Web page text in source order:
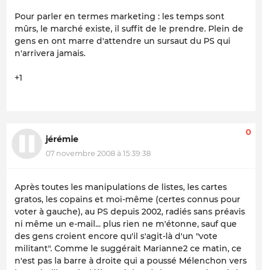
Pour parler en termes marketing : les temps sont
mûrs, le marché existe, il suffit de le prendre. Plein de
gens en ont marre d'attendre un sursaut du PS qui
n'arrivera jamais.
+1
jérémie
07 novembre 2008 à 15:39:38
0
Après toutes les manipulations de listes, les cartes
gratos, les copains et moi-même (certes connus pour
voter à gauche), au PS depuis 2002, radiés sans préavis
ni même un e-mail... plus rien ne m'étonne, sauf que
des gens croient encore qu'il s'agit-là d'un "vote
militant". Comme le suggérait Marianne2 ce matin, ce
n'est pas la barre à droite qui a poussé Mélenchon vers